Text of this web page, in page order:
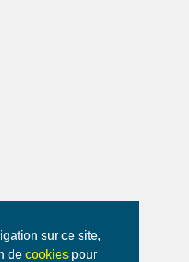
sur ce site,
de cookies pour